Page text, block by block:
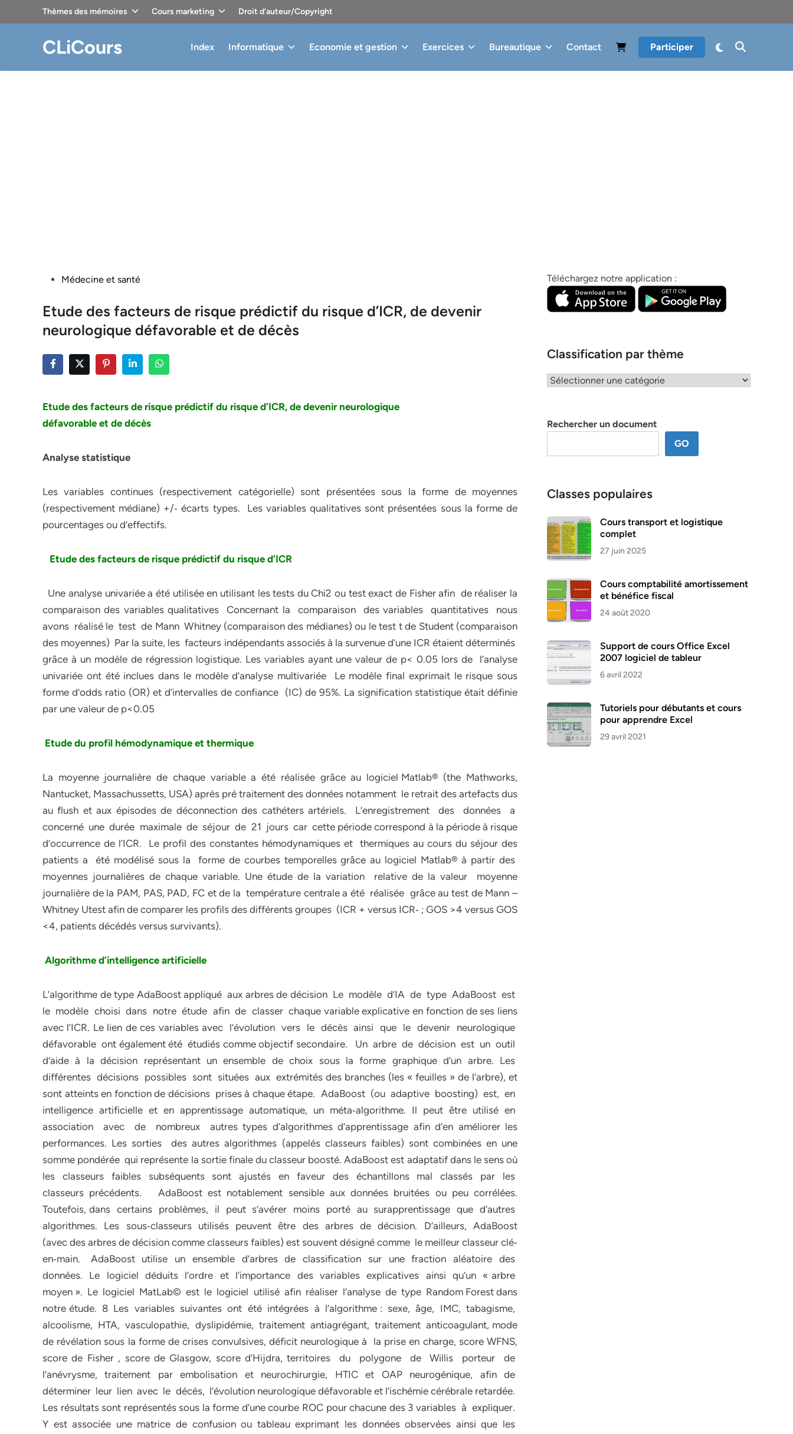
Thèmes des mémoires Cours marketing Droit d’auteur/Copyright
CLiCours Index Informatique Economie et gestion Exercices Bureautique Contact Participer
PostedMédecine et santé
Etude des facteurs de risque prédictif du risque d’ICR, de devenir
neurologique défavorable et de décès
Etude des facteurs de risque prédictif du risque d’ICR, de devenir neurologique
défavorable et de décès
Analyse statistique
Les variables continues (respectivement catégorielle) sont présentées sous la forme de moyennes
(respectivement médiane) +/‐ écarts types. Les variables qualitatives sont présentées sous la forme de
pourcentages ou d’effectifs.
Etude des facteurs de risque prédictif du risque d’ICR
Une analyse univariée a été utilisée en utilisant les tests du Chi2 ou test exact de Fisher afin de réaliser la
comparaison des variables qualitatives Concernant la comparaison des variables quantitatives nous
avons réalisé le test de Mann Whitney (comparaison des médianes) ou le test t de Student (comparaison
des moyennes) Par la suite, les facteurs indépendants associés à la survenue d’une ICR étaient déterminés
grâce à un modèle de régression logistique. Les variables ayant une valeur de p< 0.05 lors de l’analyse
univariée ont été inclues dans le modèle d’analyse multivariée Le modèle final exprimait le risque sous
forme d’odds ratio (OR) et d’intervalles de confiance (IC) de 95%. La signification statistique était définie
par une valeur de p<0.05
Etude du profil hémodynamique et thermique
La moyenne journalière de chaque variable a été réalisée grâce au logiciel Matlab® (the Mathworks,
Nantucket, Massachussetts, USA) après pré traitement des données notamment le retrait des artefacts dus
au flush et aux épisodes de déconnection des cathéters artériels. L’enregistrement des données a
concerné une durée maximale de séjour de 21 jours car cette période correspond à la période à risque
d’occurrence de l’ICR. Le profil des constantes hémodynamiques et thermiques au cours du séjour des
patients a été modélisé sous la forme de courbes temporelles grâce au logiciel Matlab® à partir des
moyennes journalières de chaque variable. Une étude de la variation relative de la valeur moyenne
journalière de la PAM, PAS, PAD, FC et de la température centrale a été réalisée grâce au test de Mann –
Whitney Utest afin de comparer les profils des différents groupes (ICR + versus ICR‐ ; GOS >4 versus GOS
<4, patients décédés versus survivants).
Algorithme d’intelligence artificielle
L’algorithme de type AdaBoost appliqué aux arbres de décision Le modèle d’IA de type AdaBoost est
le modèle choisi dans notre étude afin de classer chaque variable explicative en fonction de ses liens
avec l’ICR. Le lien de ces variables avec l’évolution vers le décès ainsi que le devenir neurologique
défavorable ont également été étudiés comme objectif secondaire. Un arbre de décision est un outil
d’aide à la décision représentant un ensemble de choix sous la forme graphique d’un arbre. Les
différentes décisions possibles sont situées aux extrémités des branches (les « feuilles » de l’arbre), et
sont atteints en fonction de décisions prises à chaque étape. AdaBoost (ou adaptive boosting) est, en
intelligence artificielle et en apprentissage automatique, un méta‐algorithme. Il peut être utilisé en
association avec de nombreux autres types d’algorithmes d’apprentissage afin d’en améliorer les
performances. Les sorties des autres algorithmes (appelés classeurs faibles) sont combinées en une
somme pondérée qui représente la sortie finale du classeur boosté. AdaBoost est adaptatif dans le sens où
les classeurs faibles subséquents sont ajustés en faveur des échantillons mal classés par les
classeurs précédents. AdaBoost est notablement sensible aux données bruitées ou peu corrélées.
Toutefois, dans certains problèmes, il peut s’avérer moins porté au surapprentissage que d’autres
algorithmes. Les sous‐classeurs utilisés peuvent être des arbres de décision. D’ailleurs, AdaBoost
(avec des arbres de décision comme classeurs faibles) est souvent désigné comme le meilleur classeur clé‐
en‐main. AdaBoost utilise un ensemble d’arbres de classification sur une fraction aléatoire des
données. Le logiciel déduits l’ordre et l’importance des variables explicatives ainsi qu’un « arbre
moyen ». Le logiciel MatLab© est le logiciel utilisé afin réaliser l’analyse de type Random Forest dans
notre étude. 8 Les variables suivantes ont été intégrées à l’algorithme : sexe, âge, IMC, tabagisme,
alcoolisme, HTA, vasculopathie, dyslipidémie, traitement antiagrégant, traitement anticoagulant, mode
de révélation sous la forme de crises convulsives, déficit neurologique à la prise en charge, score WFNS,
score de Fisher , score de Glasgow, score d’Hijdra, territoires du polygone de Willis porteur de
l’anévrysme, traitement par embolisation et neurochirurgie, HTIC et OAP neurogénique, afin de
déterminer leur lien avec le décès, l’évolution neurologique défavorable et l’ischémie cérébrale retardée.
Les résultats sont représentés sous la forme d’une courbe ROC pour chacune des 3 variables à expliquer.
Y est associée une matrice de confusion ou tableau exprimant les données observées ainsi que les
Téléchargez notre application :
Classification par thème
Classification
Rechercher un document
GO
Classes populaires
Cours transport et logistique
complet
27 juin 2025
Cours comptabilité amortissement
et bénéfice fiscal
24 août 2020
Support de cours Office Excel
2007 logiciel de tableur
6 avril 2022
Tutoriels pour débutants et cours
pour apprendre Excel
29 avril 2021